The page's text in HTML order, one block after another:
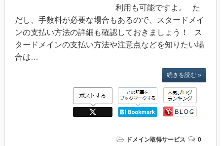
利用も可能ですよ。 た
だし、手数料が必要な場合もあるので、スタードメイ
ンの支払い方法の詳細も確認しておきましょう！ ス
タードメインの支払い方法や注意点などを知りたい場
合は…
続きを読む »
ドメイン取得サービス 0